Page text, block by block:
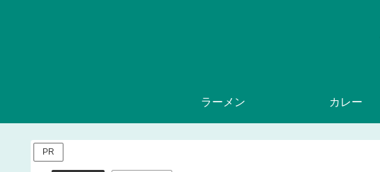
ラーメン カレー
PR